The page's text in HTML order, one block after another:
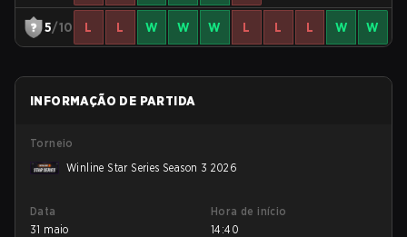
5/10 L L W W W L L L W W
INFORMAÇÃO DE PARTIDA
Torneio
Winline Star Series Season 3 2026
Data
31 maio
Hora de início
14:40